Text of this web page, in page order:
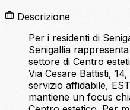
Descrizione
Per i residenti di
Senigallia
settore di Centro
Via Cesare Battisti,
servizio affidabile,
mantiene un focus